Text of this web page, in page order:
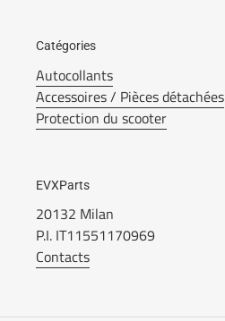
Catégories
Autocollants
Accessoires / Pièces détachées
Protection du scooter
EVXParts
20132 Milan
P.I. IT11551170969
Contacts